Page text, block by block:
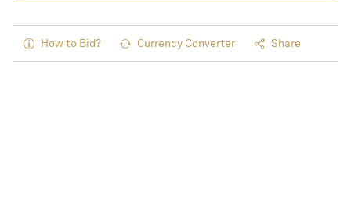
How to Bid? Currency Converter Share